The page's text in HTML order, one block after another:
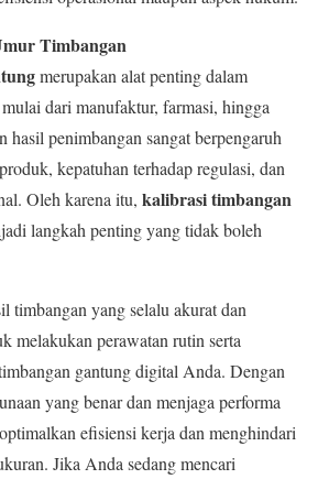
Timbangan
merupakan alat penting dalam
dari manufaktur, farmasi, hingga
hasil penimbangan sangat berpengaruh
kepatuhan terhadap regulasi, dan
Oleh karena itu, kalibrasi timbangan
langkah penting yang tidak boleh
timbangan yang selalu akurat dan
melakukan perawatan rutin serta
gantung digital Anda. Dengan
yang benar dan menjaga performa
efisiensi kerja dan menghindari
Jika Anda sedang mencari